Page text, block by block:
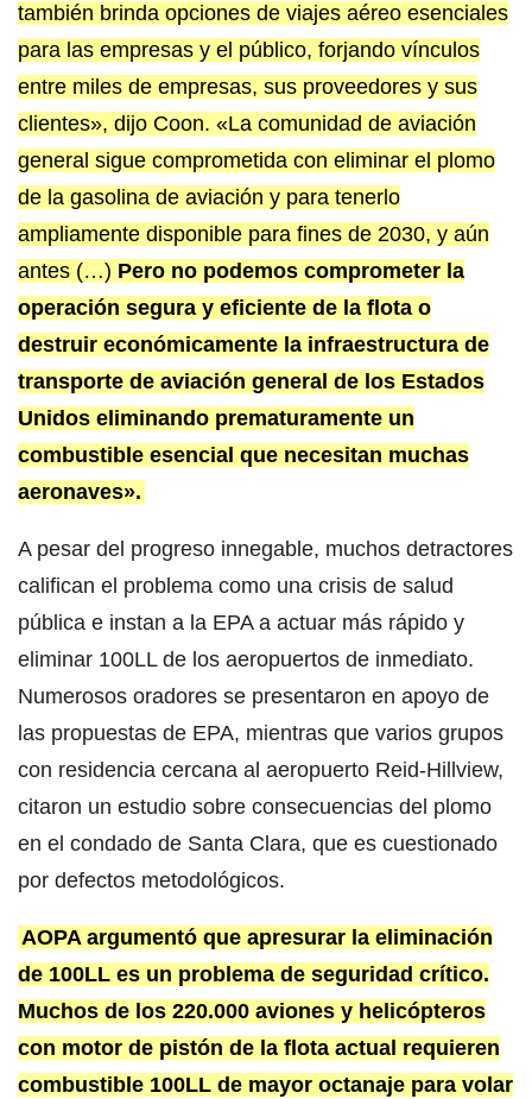
también brinda opciones de viajes aéreo esenciales
para las empresas y el público, forjando vínculos
entre miles de empresas, sus proveedores y sus
clientes», dijo Coon. «La comunidad de aviación
general sigue comprometida con eliminar el plomo
de la gasolina de aviación y para tenerlo
ampliamente disponible para fines de 2030, y aún
antes (…) Pero no podemos comprometer la
operación segura y eficiente de la flota o
destruir económicamente la infraestructura de
transporte de aviación general de los Estados
Unidos eliminando prematuramente un
combustible esencial que necesitan muchas
aeronaves».
A pesar del progreso innegable, muchos detractores
califican el problema como una crisis de salud
pública e instan a la EPA a actuar más rápido y
eliminar 100LL de los aeropuertos de inmediato.
Numerosos oradores se presentaron en apoyo de
las propuestas de EPA, mientras que varios grupos
con residencia cercana al aeropuerto Reid-Hillview,
citaron un estudio sobre consecuencias del plomo
en el condado de Santa Clara, que es cuestionado
por defectos metodológicos.
AOPA argumentó que apresurar la eliminación
de 100LL es un problema de seguridad crítico.
Muchos de los 220.000 aviones y helicópteros
con motor de pistón de la flota actual requieren
combustible 100LL de mayor octanaje para volar